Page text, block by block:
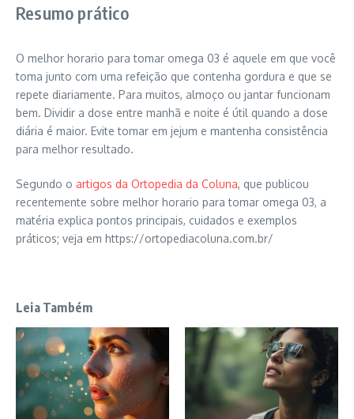
Resumo prático
O melhor horario para tomar omega 03 é aquele em que você
toma junto com uma refeição que contenha gordura e que se
repete diariamente. Para muitos, almoço ou jantar funcionam
bem. Dividir a dose entre manhã e noite é útil quando a dose
diária é maior. Evite tomar em jejum e mantenha consistência
para melhor resultado.
Segundo o artigos da Ortopedia da Coluna, que publicou
recentemente sobre melhor horario para tomar omega 03, a
matéria explica pontos principais, cuidados e exemplos
práticos; veja em https://ortopediacoluna.com.br/
Leia Também